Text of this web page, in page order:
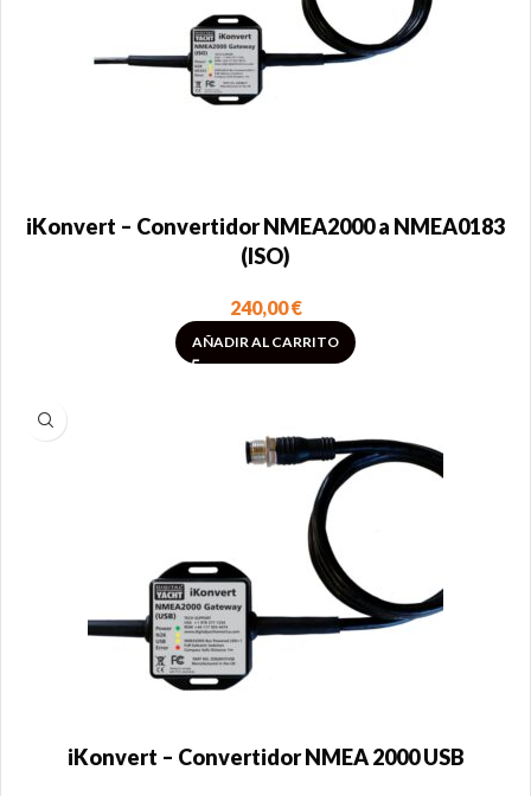
iKonvert – Convertidor NMEA2000 a NMEA0183
(ISO)
240,00€
AÑADIR AL CARRITO
iKonvert – Convertidor NMEA 2000 USB